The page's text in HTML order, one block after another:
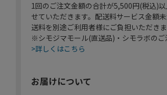
1回のご注文金額の合計が5,500円(税込)
せていただきます。配送料サービス金額
送料を別途ご利用者様にご負担いただきま
※シモジマモール(直送品)・シモラボのご
>詳しくはこちら
お届けについて